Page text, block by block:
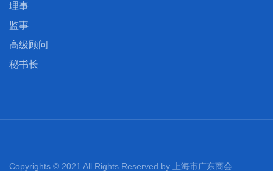
理事
监事
高级顾问
秘书长
Copyrights © 2021 All Rights Reserved by 上海市广东商会.